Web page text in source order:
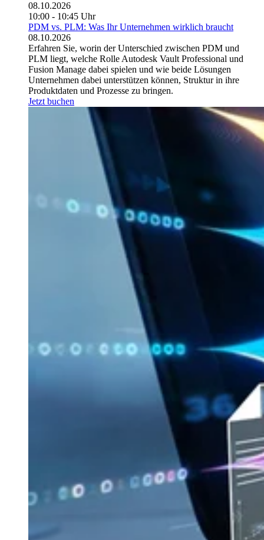
08.10.2026
10:00 - 10:45 Uhr
PDM vs. PLM: Was Ihr Unternehmen wirklich braucht
08.10.2026
Erfahren Sie, worin der Unterschied zwischen PDM und
PLM liegt, welche Rolle Autodesk Vault Professional und
Fusion Manage dabei spielen und wie beide Lösungen
Unternehmen dabei unterstützen können, Struktur in ihre
Produktdaten und Prozesse zu bringen.
Jetzt buchen